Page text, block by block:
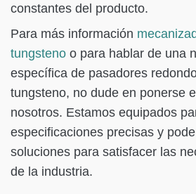
constantes del producto.
Para más información
tungsteno o para hablar de una
específica de pasadores
tungsteno, no dude en ponerse
nosotros. Estamos equipados
especificaciones precisas y
soluciones para satisfacer las
de la industria.